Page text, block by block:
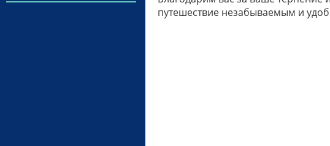
путешествие незабываемым и